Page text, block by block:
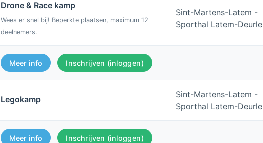
Drone & Race kamp
Wees er snel bij! Beperkte plaatsen, maximum 12
deelnemers.
Sint-Martens-Latem -
Sporthal Latem-Deurle
Meer info Inschrijven (inloggen)
Legokamp
Sint-Martens-Latem -
Sporthal Latem-Deurle
Meer info Inschrijven (inloggen)